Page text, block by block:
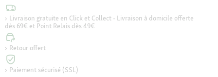
Livraison gratuite en Click et Collect - Livraison à domicile offerte
dès 69€ et Point Relais dès 49€
Retour offert
Paiement sécurisé (SSL)